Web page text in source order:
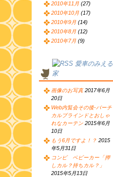
2010年11月 (27)
2010年10月 (17)
2010年9月 (14)
2010年8月 (12)
2010年7月 (9)
愛車のみえる
家
画像のお写真 2017年6月
20日
Web内覧会その後-バーチ
カルブラインドとおしゃ
れなカーテン 2015年6月
10日
もう6月ですよ！？ 2015
年5月31日
コンビ ベビーカー「押
しカル？持ちカル？」
2015年5月13日